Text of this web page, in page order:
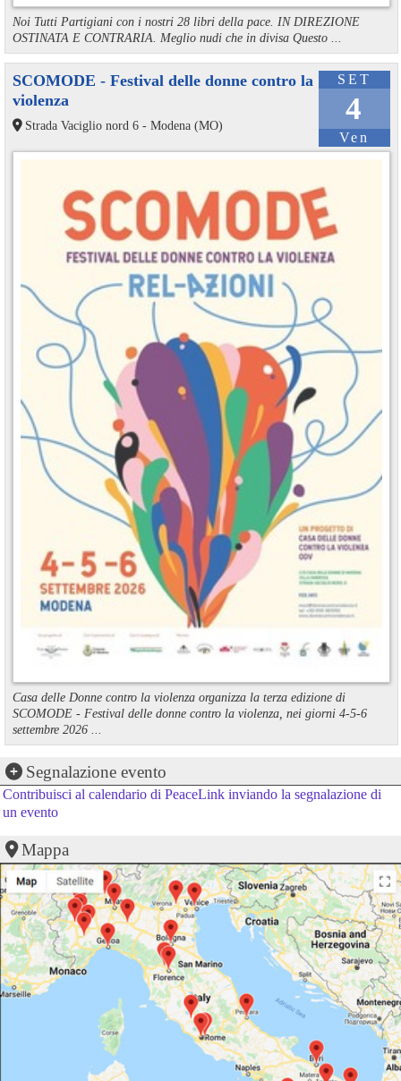
Noi Tutti Partigiani con i nostri 28 libri della pace. IN DIREZIONE
OSTINATA E CONTRARIA. Meglio nudi che in divisa Questo ...
SET
4
Ven
SCOMODE - Festival delle donne contro la
violenza
Strada Vaciglio nord 6 - Modena (MO)
Casa delle Donne contro la violenza organizza la terza edizione di
SCOMODE - Festival delle donne contro la violenza, nei giorni 4-5-6
settembre 2026 ...
Segnalazione evento
Contribuisci al calendario di PeaceLink inviando la segnalazione di
un evento
Mappa